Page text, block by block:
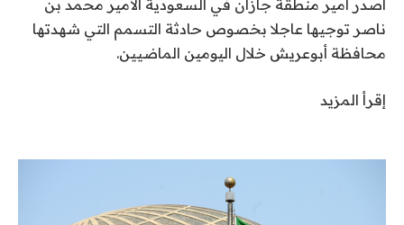
أصدر أمير منطقة جازان في السعودية الأمير ‫محمد بن
ناصر توجيها عاجلا بخصوص حادثة التسمم التي شهدتها
محافظة أبوعريش خلال اليومين الماضيين.
إقرأ المزيد